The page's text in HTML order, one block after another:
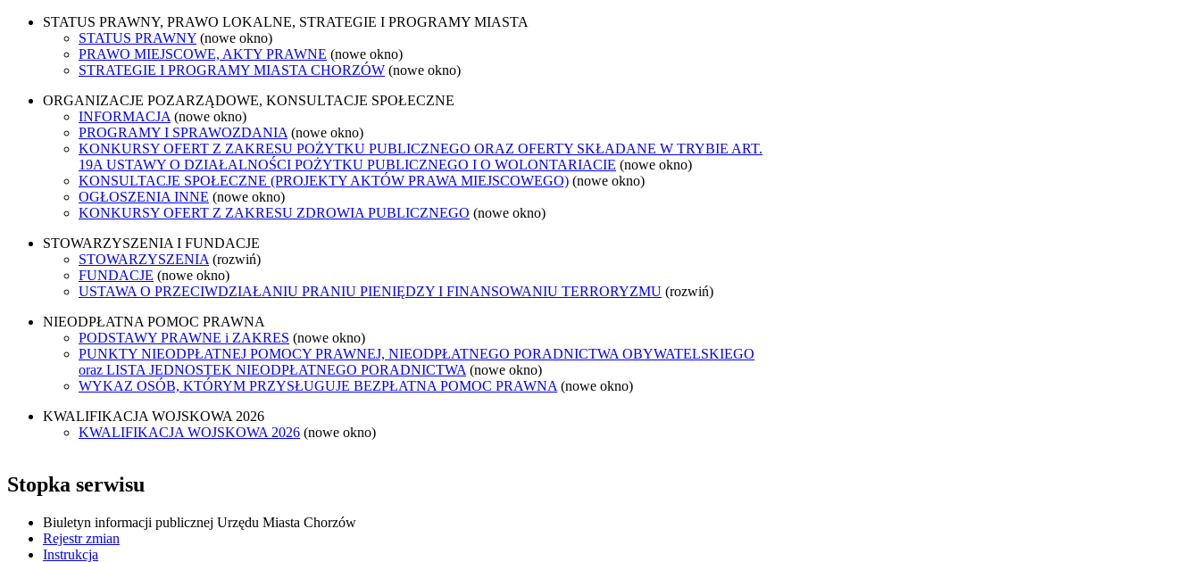
STATUS PRAWNY, PRAWO LOKALNE, STRATEGIE I PROGRAMY MIASTA
STATUS PRAWNY (nowe okno)
PRAWO MIEJSCOWE, AKTY PRAWNE (nowe okno)
STRATEGIE I PROGRAMY MIASTA CHORZÓW (nowe okno)
ORGANIZACJE POZARZĄDOWE, KONSULTACJE SPOŁECZNE
INFORMACJA (nowe okno)
PROGRAMY I SPRAWOZDANIA (nowe okno)
KONKURSY OFERT Z ZAKRESU POŻYTKU PUBLICZNEGO ORAZ OFERTY SKŁADANE W TRYBIE ART.
19A USTAWY O DZIAŁALNOŚCI POŻYTKU PUBLICZNEGO I O WOLONTARIACIE (nowe okno)
KONSULTACJE SPOŁECZNE (PROJEKTY AKTÓW PRAWA MIEJSCOWEGO) (nowe okno)
OGŁOSZENIA INNE (nowe okno)
KONKURSY OFERT Z ZAKRESU ZDROWIA PUBLICZNEGO (nowe okno)
STOWARZYSZENIA I FUNDACJE
STOWARZYSZENIA (rozwiń)
FUNDACJE (nowe okno)
USTAWA O PRZECIWDZIAŁANIU PRANIU PIENIĘDZY I FINANSOWANIU TERRORYZMU (rozwiń)
NIEODPŁATNA POMOC PRAWNA
PODSTAWY PRAWNE i ZAKRES (nowe okno)
PUNKTY NIEODPŁATNEJ POMOCY PRAWNEJ, NIEODPŁATNEGO PORADNICTWA OBYWATELSKIEGO
oraz LISTA JEDNOSTEK NIEODPŁATNEGO PORADNICTWA (nowe okno)
WYKAZ OSÓB, KTÓRYM PRZYSŁUGUJE BEZPŁATNA POMOC PRAWNA (nowe okno)
KWALIFIKACJA WOJSKOWA 2026
KWALIFIKACJA WOJSKOWA 2026 (nowe okno)
Stopka serwisu
Biuletyn informacji publicznej Urzędu Miasta Chorzów
Rejestr zmian
Instrukcja